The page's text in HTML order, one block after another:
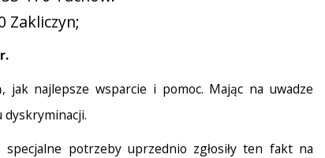
Zakliczyn;
jak najlepsze wsparcie i pomoc. Mając na uwadze
dyskryminacji.
potrzeby uprzednio zgłosiły ten fakt na